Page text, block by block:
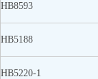
HB8593
HB5188
HB5220-1